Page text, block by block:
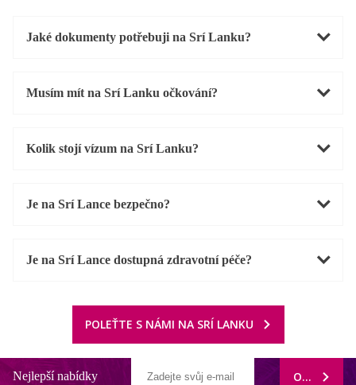
Jaké dokumenty potřebuji na Srí Lanku?
Musím mít na Srí Lanku očkování?
Kolik stojí vízum na Srí Lanku?
Je na Srí Lance bezpečno?
Je na Srí Lance dostupná zdravotní péče?
POLEŤTE S NÁMI NA SRÍ LANKU
Nejlepší nabídky ODEBÍRAT